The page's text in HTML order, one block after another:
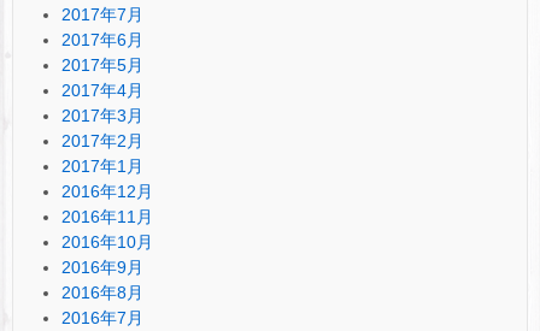
2017年7月
2017年6月
2017年5月
2017年4月
2017年3月
2017年2月
2017年1月
2016年12月
2016年11月
2016年10月
2016年9月
2016年8月
2016年7月